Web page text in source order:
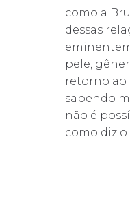
como a
dessas
pele,
retorno ao
sabendo
não é
como diz o